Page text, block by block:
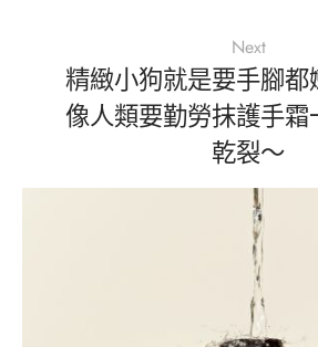
Next
精緻小狗就是要手腳
像人類要勤勞抹護手
乾裂～